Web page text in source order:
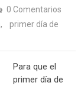
0 Comentarios
,
primer día de
Para que el
primer día de